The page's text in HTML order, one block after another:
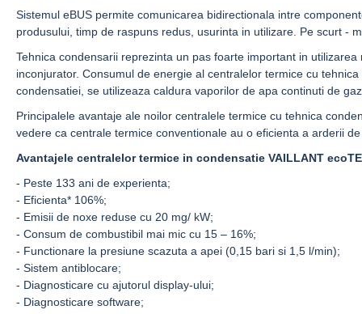
Sistemul eBUS permite comunicarea bidirectionala intre
produsului, timp de raspuns redus, usurinta in utilizare. Pe scurt -
Tehnica condensarii reprezinta un pas foarte important in
inconjurator. Consumul de energie al centralelor termice cu
condensatiei, se utilizeaza caldura vaporilor de apa continuti de
Principalele avantaje ale noilor centralele termice cu tehnica
vedere ca centrale termice conventionale au o eficienta a arderii
Avantajele centralelor termice in condensatie VAILLANT
- Peste 133 ani de experienta;
- Eficienta* 106%;
- Emisii de noxe reduse cu 20 mg/ kW;
- Consum de combustibil mai mic cu 15 – 16%;
- Functionare la presiune scazuta a apei (0,15 bari si 1,5 l/min);
- Sistem antiblocare;
- Diagnosticare cu ajutorul display-ului;
- Diagnosticare software;